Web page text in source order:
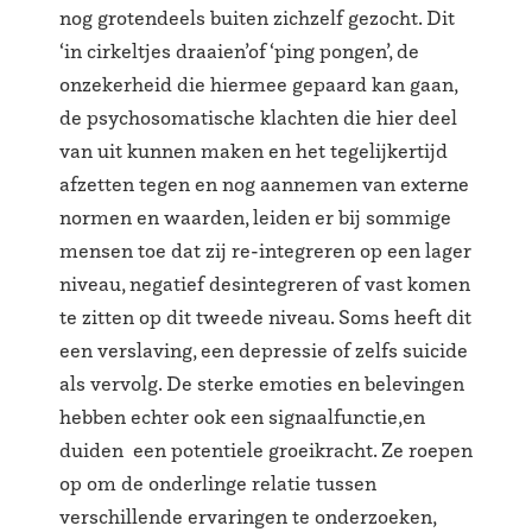
nog grotendeels buiten zichzelf gezocht. Dit
‘in cirkeltjes draaien’of ‘ping pongen’, de
onzekerheid die hiermee gepaard kan gaan,
de psychosomatische klachten die hier deel
van uit kunnen maken en het tegelijkertijd
afzetten tegen en nog aannemen van externe
normen en waarden, leiden er bij sommige
mensen toe dat zij re-integreren op een lager
niveau, negatief desintegreren of vast komen
te zitten op dit tweede niveau. Soms heeft dit
een verslaving, een depressie of zelfs suicide
als vervolg. De sterke emoties en belevingen
hebben echter ook een signaalfunctie,en
duiden een potentiele groeikracht. Ze roepen
op om de onderlinge relatie tussen
verschillende ervaringen te onderzoeken,